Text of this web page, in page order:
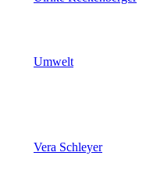
Umwelt
Vera Schleyer